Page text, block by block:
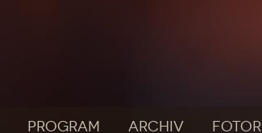
PROGRAM ARCHIV